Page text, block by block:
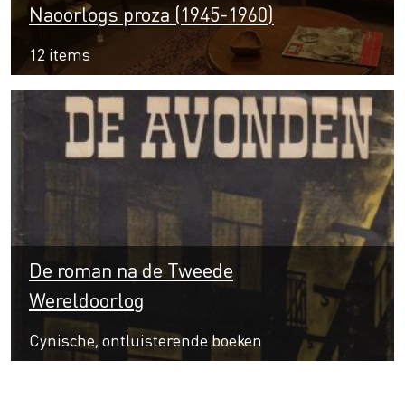
Naoorlogs proza (1945-1960)
12 items
De roman na de Tweede
Wereldoorlog
Cynische, ontluisterende boeken